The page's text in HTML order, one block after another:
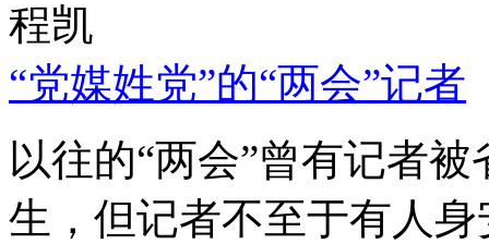
程凯
“党媒姓党”的“两会”记者
以往的“两会”曾有记者
生，但记者不至于有人